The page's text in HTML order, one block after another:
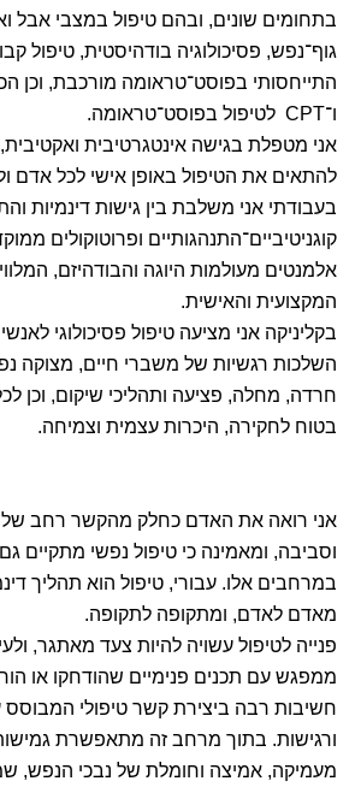
בתחומים שונים, ובהם טיפול במצבי אבל
גוף־נפש, פסיכולוגיה בודהיסטית, טיפול
ו־CPT לטיפול בפוסט־טראומה.
אני מטפלת בגישה אינטגרטיבית ואקטיבית,
להתאים את הטיפול באופן אישי לכל אדם
בעבודתי אני משלבת בין גישות דינמיות
קוגניטיביים־התנהגותיים ופרוטוקולים
אלמנטים מעולמות היוגה והבודהיזם,
המקצועית והאישית.
בקליניקה אני מציעה טיפול פסיכולוגי
השלכות רגשיות של משברי חיים, מצוקה
חרדה, מחלה, פציעה ותהליכי שיקום, וכן
בטוח לחקירה, היכרות עצמית וצמיחה.
אני רואה את האדם כחלק מהקשר רחב
וסביבה, ומאמינה כי טיפול נפשי מתקיים
במרחבים אלו. עבורי, טיפול הוא תהליך
מאדם לאדם, ומתקופה לתקופה.
פנייה לטיפול עשויה להיות צעד מאתגר,
ממפגש עם תכנים פנימיים שהודחקו או
חשיבות רבה ביצירת קשר טיפולי המבוסס
ורגישות. בתוך מרחב זה מתאפשרת
מעמיקה, אמיצה וחומלת של נבכי הנפש,